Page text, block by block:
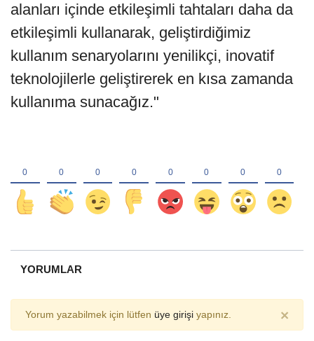
alanları içinde etkileşimli tahtaları daha da
etkileşimli kullanarak, geliştirdiğimiz
kullanım senaryolarını yenilikçi, inovatif
teknolojilerle geliştirerek en kısa zamanda
kullanıma sunacağız."
YORUMLAR
Yorum yazabilmek için lütfen üye girişi yapınız. ×